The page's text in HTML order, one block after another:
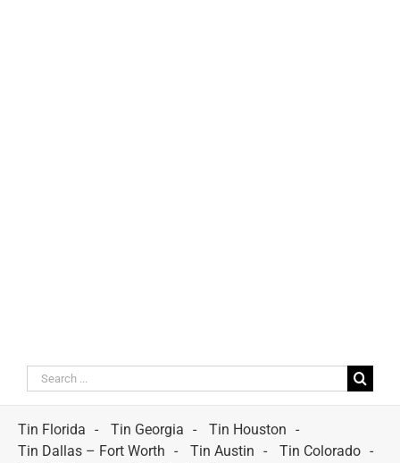
Search
for:
Tin Florida
Tin Georgia
Tin Houston
Tin Dallas – Fort Worth
Tin Austin
Tin Colorado